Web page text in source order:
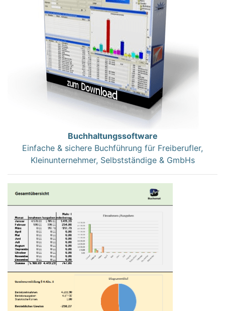
Buchhaltungssoftware
Einfache & sichere Buchführung für Freiberufler,
Kleinunternehmer, Selbstständige & GmbHs